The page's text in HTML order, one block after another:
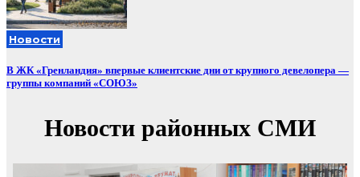
Новости
В ЖК «Гренландия» впервые клиентские дни от крупного девелопера —
группы компаний «СОЮЗ»